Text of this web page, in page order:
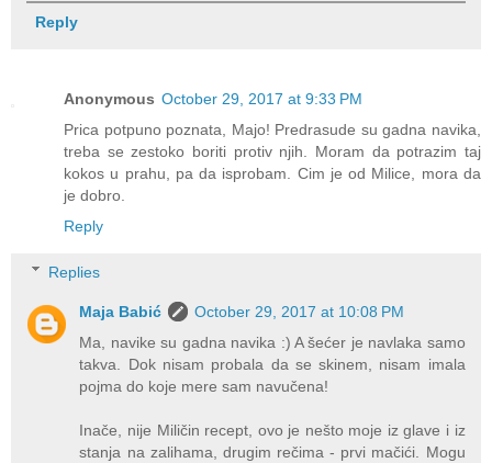
Reply
Anonymous October 29, 2017 at 9:33 PM
Prica potpuno poznata, Majo! Predrasude su gadna navika,
treba se zestoko boriti protiv njih. Moram da potrazim taj
kokos u prahu, pa da isprobam. Cim je od Milice, mora da
je dobro.
Reply
Replies
Maja Babić
October 29, 2017 at 10:08 PM
Ma, navike su gadna navika :) A šećer je navlaka samo
takva. Dok nisam probala da se skinem, nisam imala
pojma do koje mere sam navučena!
Inače, nije Miličin recept, ovo je nešto moje iz glave i iz
stanja na zalihama, drugim rečima - prvi mačići. Mogu